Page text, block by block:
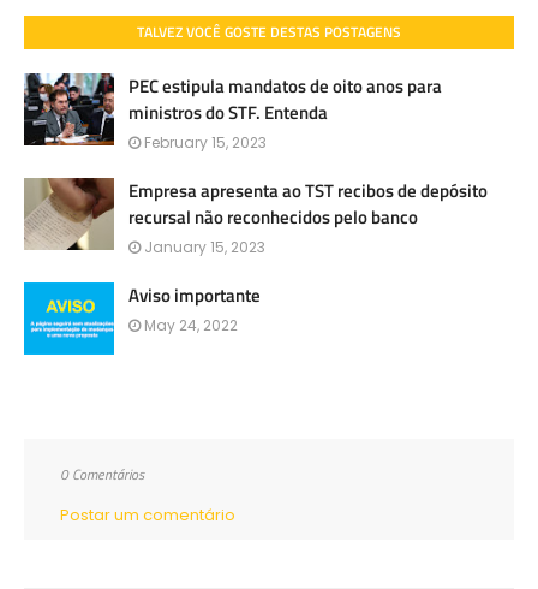
TALVEZ VOCÊ GOSTE DESTAS POSTAGENS
PEC estipula mandatos de oito anos para
ministros do STF. Entenda
February 15, 2023
Empresa apresenta ao TST recibos de depósito
recursal não reconhecidos pelo banco
January 15, 2023
Aviso importante
May 24, 2022
0 Comentários
Postar um comentário